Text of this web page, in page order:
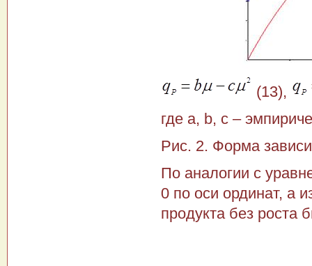
(13),
где а, b, с –
Рис. 2. Форма
По аналогии с
0 по оси ординат, а
продукта без роста